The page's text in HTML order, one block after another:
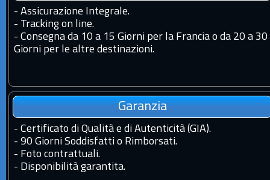
- Assicurazione Integrale.
- Tracking on line.
- Consegna da 10 a 15 Giorni per la Francia o da 20 a 30
Giorni per le altre destinazioni.
Garanzia
- Certificato di Qualità e di Autenticità (GIA).
- 90 Giorni Soddisfatti o Rimborsati.
- Foto contrattuali.
- Disponibilità garantita.